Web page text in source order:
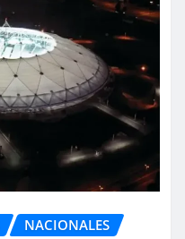
NACIONALES